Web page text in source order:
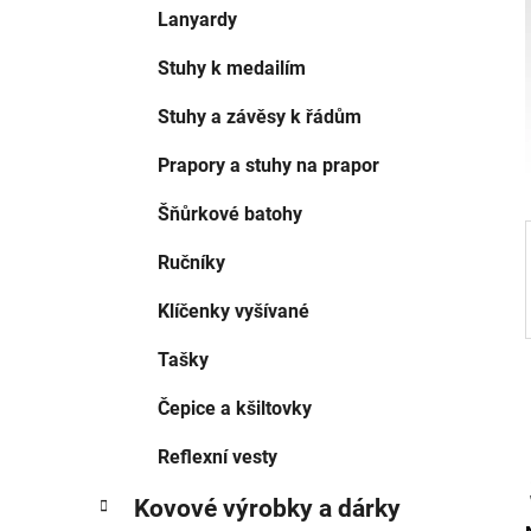
Lanyardy
Stuhy k medailím
Stuhy a závěsy k řádům
Prapory a stuhy na prapor
Šňůrkové batohy
Ručníky
Klíčenky vyšívané
Tašky
Čepice a kšiltovky
Reflexní vesty
Kovové výrobky a dárky